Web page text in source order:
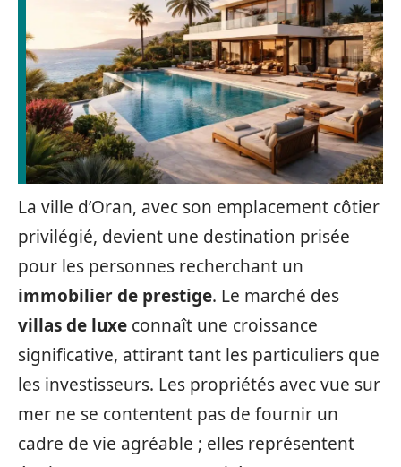
La ville d’Oran, avec son emplacement côtier
privilégié, devient une destination prisée
pour les personnes recherchant un
immobilier de prestige. Le marché des
villas de luxe connaît une croissance
significative, attirant tant les particuliers que
les investisseurs. Les propriétés avec vue sur
mer ne se contentent pas de fournir un
cadre de vie agréable ; elles représentent